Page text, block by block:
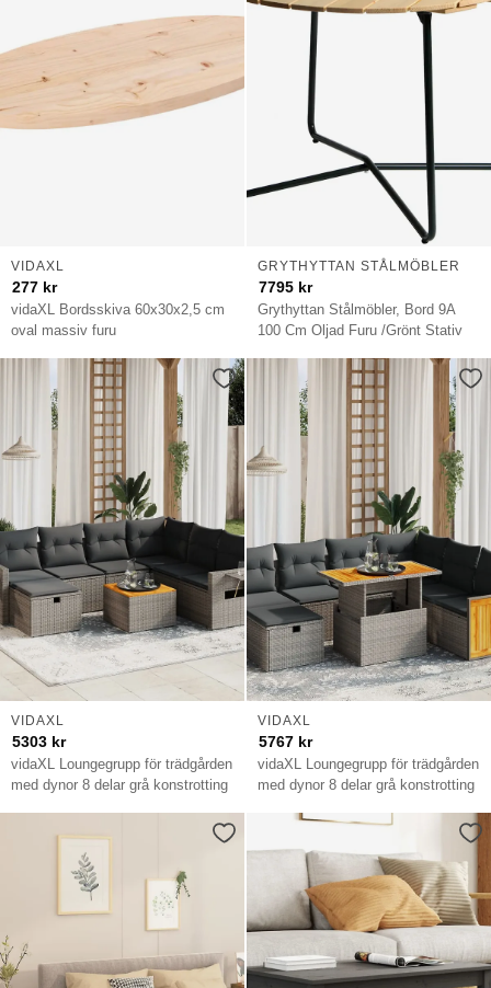
vidaXL Bordsskiva 60x30x2,5 cm
oval massiv furu
VIDAXL
277 kr
Grythyttan Stålmöbler, Bord 9A
100 Cm Oljad Furu /Grönt Stativ
GRYTHYTTAN STÅLMÖBLER
7795 kr
vidaXL Loungegrupp för trädgården
med dynor 8 delar grå konstrotting
VIDAXL
5303 kr
vidaXL Loungegrupp för trädgården
med dynor 8 delar grå konstrotting
VIDAXL
5767 kr